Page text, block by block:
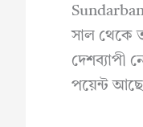
সাল থেকে
দেশব্যাপী
পয়েন্ট